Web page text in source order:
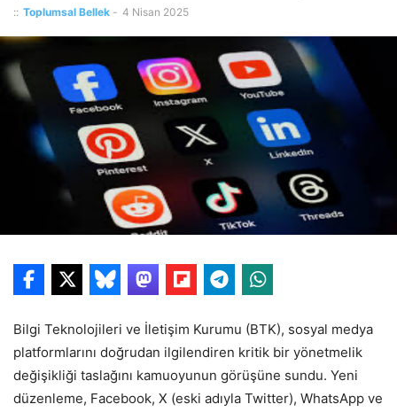
:: Toplumsal Bellek - 4 Nisan 2025
Bilgi Teknolojileri ve İletişim Kurumu (BTK), sosyal medya
platformlarını doğrudan ilgilendiren kritik bir yönetmelik
değişikliği taslağını kamuoyunun görüşüne sundu. Yeni
düzenleme, Facebook, X (eski adıyla Twitter), WhatsApp ve